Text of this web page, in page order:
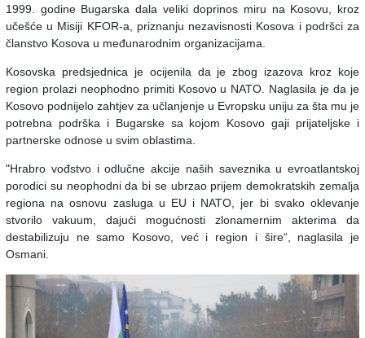
1999. godine Bugarska dala veliki doprinos miru na Kosovu, kroz
učešće u Misiji KFOR-a, priznanju nezavisnosti Kosova i podršci za
članstvo Kosova u međunarodnim organizacijama.
Kosovska predsjednica je ocijenila da je zbog izazova kroz koje
region prolazi neophodno primiti Kosovo u NATO. Naglasila je da je
Kosovo podnijelo zahtjev za učlanjenje u Evropsku uniju za šta mu je
potrebna podrška i Bugarske sa kojom Kosovo gaji prijateljske i
partnerske odnose u svim oblastima.
"Hrabro vođstvo i odlučne akcije naših saveznika u evroatlantskoj
porodici su neophodni da bi se ubrzao prijem demokratskih zemalja
regiona na osnovu zasluga u EU i NATO, jer bi svako oklevanje
stvorilo vakuum, dajući mogućnosti zlonamernim akterima da
destabilizuju ne samo Kosovo, već i region i šire“, naglasila je
Osmani.